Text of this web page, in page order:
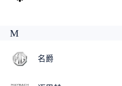
M
名爵